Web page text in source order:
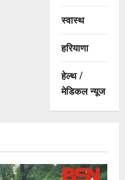
स्वास्थ
हरियाणा
हेल्थ /
मेडिकल न्यूज